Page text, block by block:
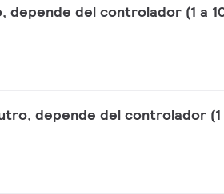
depende del controlador (1 a
depende del controlador (1